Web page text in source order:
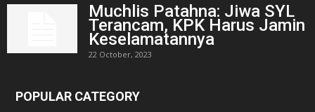
Muchlis Patahna: Jiwa SYL
Terancam, KPK Harus Jamin
Keselamatannya
22 October, 2023
POPULAR CATEGORY